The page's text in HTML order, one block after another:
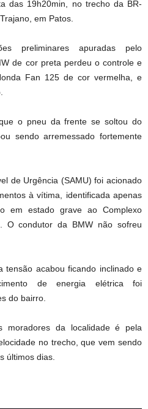
das 19h20min, no trecho da BR-
em Patos.
preliminares apuradas pelo
de cor preta perdeu o controle e
Fan 125 de cor vermelha, e
o pneu da frente se soltou do
sendo arremessado fortemente
de Urgência (SAMU) foi acionado
à vítima, identificada apenas
em estado grave ao Complexo
O condutor da BMW não sofreu
tensão acabou ficando inclinado e
de energia elétrica foi
do bairro.
moradores da localidade é pela
no trecho, que vem sendo
últimos dias.